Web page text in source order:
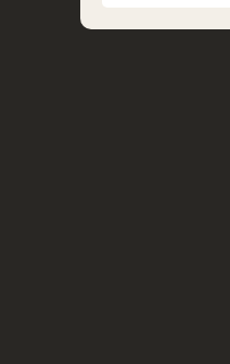
Металлические